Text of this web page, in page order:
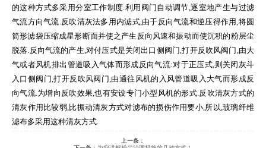
的这种方式多采用分室工作制度.利用阀门自动调节,逐室地产生与过滤
气流方向气流.反吹清灰法多用内滤式,由于反向气流和逆压得作用,将圆
筒形滤袋压缩成星形断面并使之产生反向风速和振动而使沉积的粉层尘
脱落.反向气流的产生,对付压式是关闭出口侧阀门,打开反吹风阀门,由大
气或者风机排出管道吸入气体而形成反向气流:对于正压式,则关闭灰斗
入口侧阀门,打开反吹风阀门,由通往风机的入风管道吸入大气而形成反
向气流.为增向反吹效果,也有安设专门小型风机的形式.反吹清灰方式的
清灰作用比较弱,比振动清灰方式对滤布的损伤作用要小,所以,玻璃纤维
滤布多采用这种清灰方式.
上一条：